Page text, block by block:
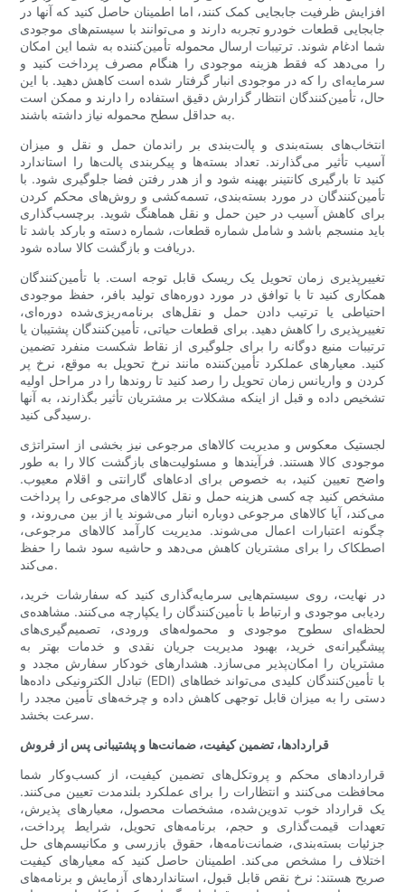
افزایش ظرفیت جابجایی کمک کنند، اما اطمینان حاصل کنید که آنها در
جابجایی قطعات خودرو تجربه دارند و می‌توانند با سیستم‌های موجودی
شما ادغام شوند. ترتیبات ارسال محموله تأمین‌کننده به شما این امکان
را می‌دهد که فقط هزینه موجودی را هنگام مصرف پرداخت کنید و
سرمایه‌ای را که در موجودی انبار گرفتار شده است کاهش دهید. با این
حال، تأمین‌کنندگان انتظار گزارش دقیق استفاده را دارند و ممکن است
به حداقل سطح محموله نیاز داشته باشند.
انتخاب‌های بسته‌بندی و پالت‌بندی بر راندمان حمل و نقل و میزان
آسیب تأثیر می‌گذارند. تعداد بسته‌ها و پیکربندی پالت‌ها را استاندارد
کنید تا بارگیری کانتینر بهینه شود و از هدر رفتن فضا جلوگیری شود. با
تأمین‌کنندگان در مورد بسته‌بندی، تسمه‌کشی و روش‌های محکم کردن
برای کاهش آسیب در حین حمل و نقل هماهنگ شوید. برچسب‌گذاری
باید منسجم باشد و شامل شماره قطعات، شماره دسته و بارکد باشد تا
دریافت و بازگشت کالا ساده شود.
تغییرپذیری زمان تحویل یک ریسک قابل توجه است. با تأمین‌کنندگان
همکاری کنید تا با توافق در مورد دوره‌های تولید بافر، حفظ موجودی
احتیاطی یا ترتیب دادن حمل و نقل‌های برنامه‌ریزی‌شده دوره‌ای،
تغییرپذیری را کاهش دهید. برای قطعات حیاتی، تأمین‌کنندگان پشتیبان یا
ترتیبات منبع دوگانه را برای جلوگیری از نقاط شکست منفرد تضمین
کنید. معیارهای عملکرد تأمین‌کننده مانند نرخ تحویل به موقع، نرخ پر
کردن و واریانس زمان تحویل را رصد کنید تا روندها را در مراحل اولیه
تشخیص داده و قبل از اینکه مشکلات بر مشتریان تأثیر بگذارند، به آنها
رسیدگی کنید.
لجستیک معکوس و مدیریت کالاهای مرجوعی نیز بخشی از استراتژی
موجودی کالا هستند. فرآیندها و مسئولیت‌های بازگشت کالا را به طور
واضح تعیین کنید، به خصوص برای ادعاهای گارانتی و اقلام معیوب.
مشخص کنید چه کسی هزینه حمل و نقل کالاهای مرجوعی را پرداخت
می‌کند، آیا کالاهای مرجوعی دوباره انبار می‌شوند یا از بین می‌روند، و
چگونه اعتبارات اعمال می‌شوند. مدیریت کارآمد کالاهای مرجوعی،
اصطکاک را برای مشتریان کاهش می‌دهد و حاشیه سود شما را حفظ
می‌کند.
در نهایت، روی سیستم‌هایی سرمایه‌گذاری کنید که سفارشات خرید،
ردیابی موجودی و ارتباط با تأمین‌کنندگان را یکپارچه می‌کنند. مشاهده‌ی
لحظه‌ای سطوح موجودی و محموله‌های ورودی، تصمیم‌گیری‌های
پیشگیرانه‌ی خرید، بهبود مدیریت جریان نقدی و خدمات بهتر به
مشتریان را امکان‌پذیر می‌سازد. هشدارهای خودکار سفارش مجدد و
تبادل الکترونیکی داده‌ها (EDI) با تأمین‌کنندگان کلیدی می‌تواند خطاهای
دستی را به میزان قابل توجهی کاهش داده و چرخه‌های تأمین مجدد را
سرعت بخشد.
قراردادها، تضمین کیفیت، ضمانت‌ها و پشتیبانی پس از فروش
قراردادهای محکم و پروتکل‌های تضمین کیفیت، از کسب‌وکار شما
محافظت می‌کنند و انتظارات را برای عملکرد بلندمدت تعیین می‌کنند.
یک قرارداد خوب تدوین‌شده، مشخصات محصول، معیارهای پذیرش،
تعهدات قیمت‌گذاری و حجم، برنامه‌های تحویل، شرایط پرداخت،
جزئیات بسته‌بندی، ضمانت‌نامه‌ها، حقوق بازرسی و مکانیسم‌های حل
اختلاف را مشخص می‌کند. اطمینان حاصل کنید که معیارهای کیفیت
صریح هستند: نرخ نقص قابل قبول، استانداردهای آزمایش و برنامه‌های